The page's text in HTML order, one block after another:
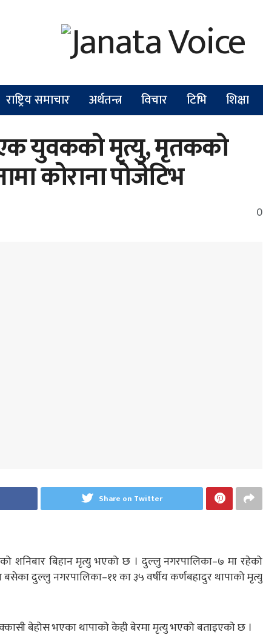
राष्ट्रिय समाचार अर्थतन्त्र विचार टिभि शिक्षा
युवकको मृत्यु, मृतकको
कोराना पोजेटिभ
0
Share on Twitter
बिहान मृत्यु भएको छ । दुल्लु नगरपालिका–७ मा रहेको
बसेका दुल्लु नगरपालिका–११ का ३५ वर्षीय कर्णबहादुर थापाको मृत्यु
बेहोस भएका थापाको केही बेरमा मृत्यु भएको बताइएको छ ।